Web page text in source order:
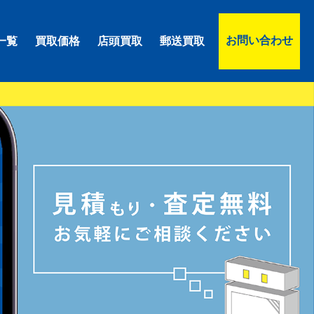
覧 買取価格 店頭買取 郵送買取 お問い合わせ